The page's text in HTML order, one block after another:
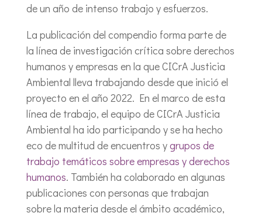
de un año de intenso trabajo y esfuerzos.
La publicación del compendio forma parte de
la línea de investigación crítica sobre derechos
humanos y empresas en la que CICrA Justicia
Ambiental lleva trabajando desde que inició el
proyecto en el año 2022. En el marco de esta
línea de trabajo, el equipo de CICrA Justicia
Ambiental ha ido participando y se ha hecho
eco de multitud de encuentros ygrupos de
trabajo temáticos sobre empresas y derechos
humanos. También ha colaborado en algunas
publicaciones con personas que trabajan
sobre la materia desde el ámbito académico,